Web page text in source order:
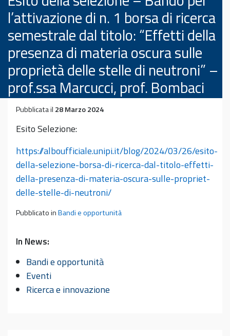
l’attivazione di n. 1 borsa di ricerca
semestrale dal titolo: “Effetti della
presenza di materia oscura sulle
proprietà delle stelle di neutroni” –
prof.ssa Marcucci, prof. Bombaci
Pubblicata il 28 Marzo 2024
Esito Selezione:
https://alboufficiale.unipi.it/blog/2024/03/26/esito-
della-selezione-borsa-di-ricerca-dal-titolo-effetti-
della-presenza-di-materia-oscura-sulle-propriet-
delle-stelle-di-neutroni/
Pubblicato inBandi e opportunità
In News:
Bandi e opportunità
Eventi
Ricerca e innovazione